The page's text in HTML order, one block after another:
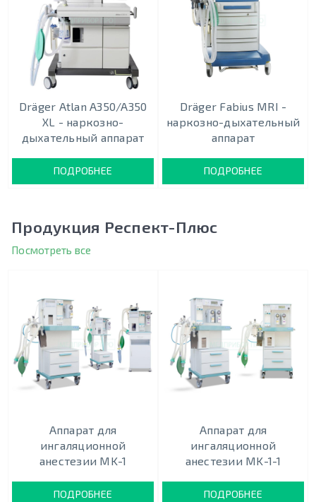
Dräger Atlan A350/A350
XL - наркозно-
дыхательный аппарат
ПОДРОБНЕЕ
Dräger Fabius MRI -
наркозно-дыхательный
аппарат
ПОДРОБНЕЕ
Продукция Респект-Плюс
Посмотреть все
Аппарат для
ингаляционной
анестезии MK-1
ПОДРОБНЕЕ
Аппарат для
ингаляционной
анестезии MK-1-1
ПОДРОБНЕЕ